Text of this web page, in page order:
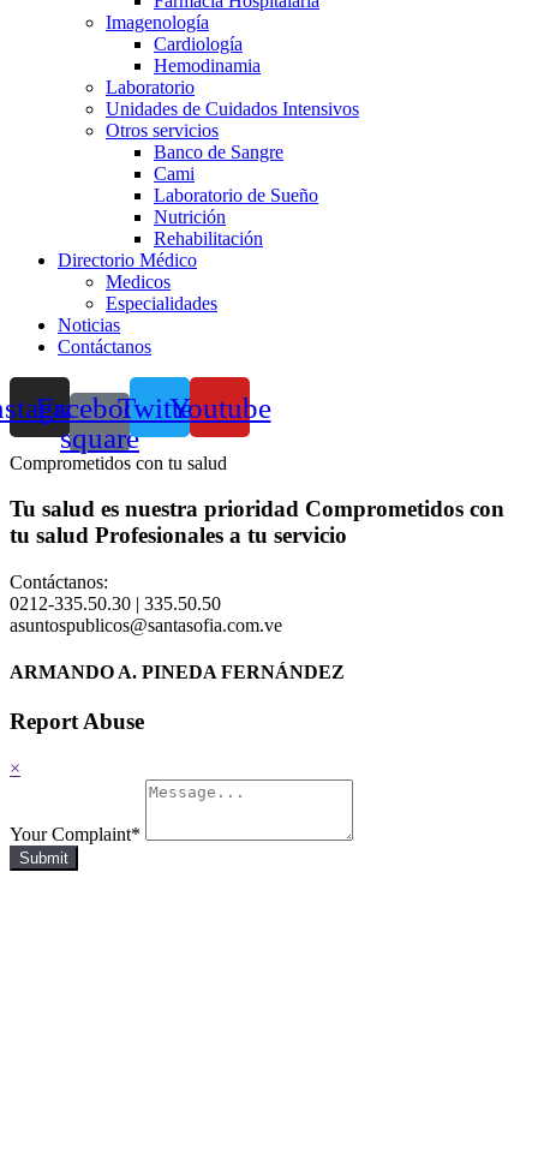
Imagenología
Cardiología
Hemodinamia
Laboratorio
Unidades de Cuidados Intensivos
Otros servicios
Banco de Sangre
Cami
Laboratorio de Sueño
Nutrición
Rehabilitación
Directorio Médico
Medicos
Especialidades
Noticias
Contáctanos
Facebook-
square
TwitterYoutube
Comprometidos con tu salud
Tu salud es nuestra prioridad Comprometidos con
tu salud Profesionales a tu servicio
Contáctanos:
0212-335.50.30 | 335.50.50
asuntospublicos@santasofia.com.ve
ARMANDO A. PINEDA FERNÁNDEZ
Report Abuse
×
Your Complaint*
Submit